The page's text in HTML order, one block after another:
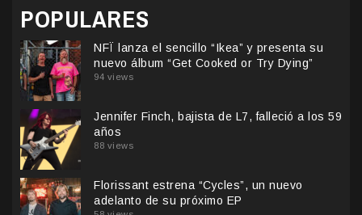
POPULARES
NFÏ lanza el sencillo “Ikea” y presenta su
nuevo álbum “Get Cooked or Try Dying”
94 views
Jennifer Finch, bajista de L7, falleció a los 59
años
88 views
Florissant estrena “Cycles”, un nuevo
adelanto de su próximo EP